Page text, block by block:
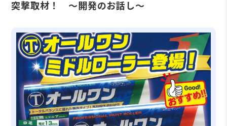
突撃取材！ ～開発のお話し～